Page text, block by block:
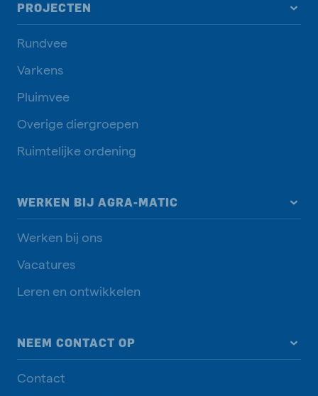
PROJECTEN
Rundvee
Varkens
Pluimvee
Overige diergroepen
Ruimtelijke ordening
WERKEN BIJ AGRA-MATIC
Werken bij ons
Vacatures
Leren en ontwikkelen
NEEM CONTACT OP
Contact